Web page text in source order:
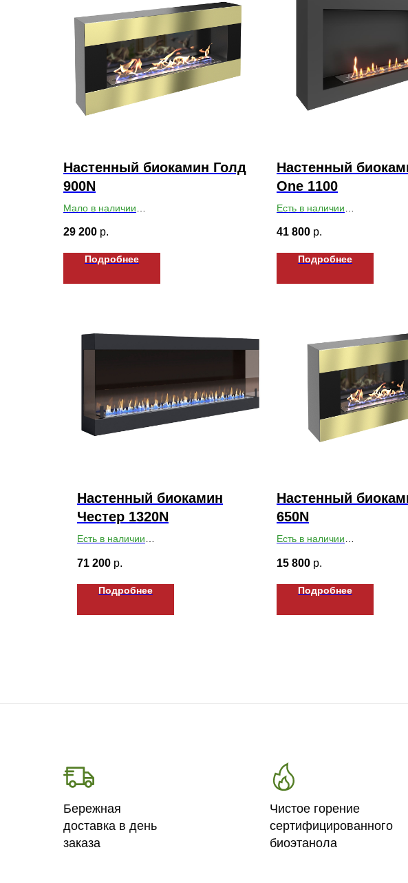
Настенный биокамин Голд
900N
Мало в наличии
29 200 р.
Подробнее
Настенный
One 1100
Есть в наличии
41 800 р.
Подробнее
Настенный биокамин
Честер 1320N
Есть в наличии
71 200 р.
Подробнее
Настенный
650N
Есть в наличии
15 800 р.
Подробнее
Бережная
доставка в день
заказа
Чистое горение
сертифицированного
биоэтанола